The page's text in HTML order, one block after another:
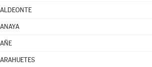
ALDEONTE
ANAYA
AÑE
ARAHUETES